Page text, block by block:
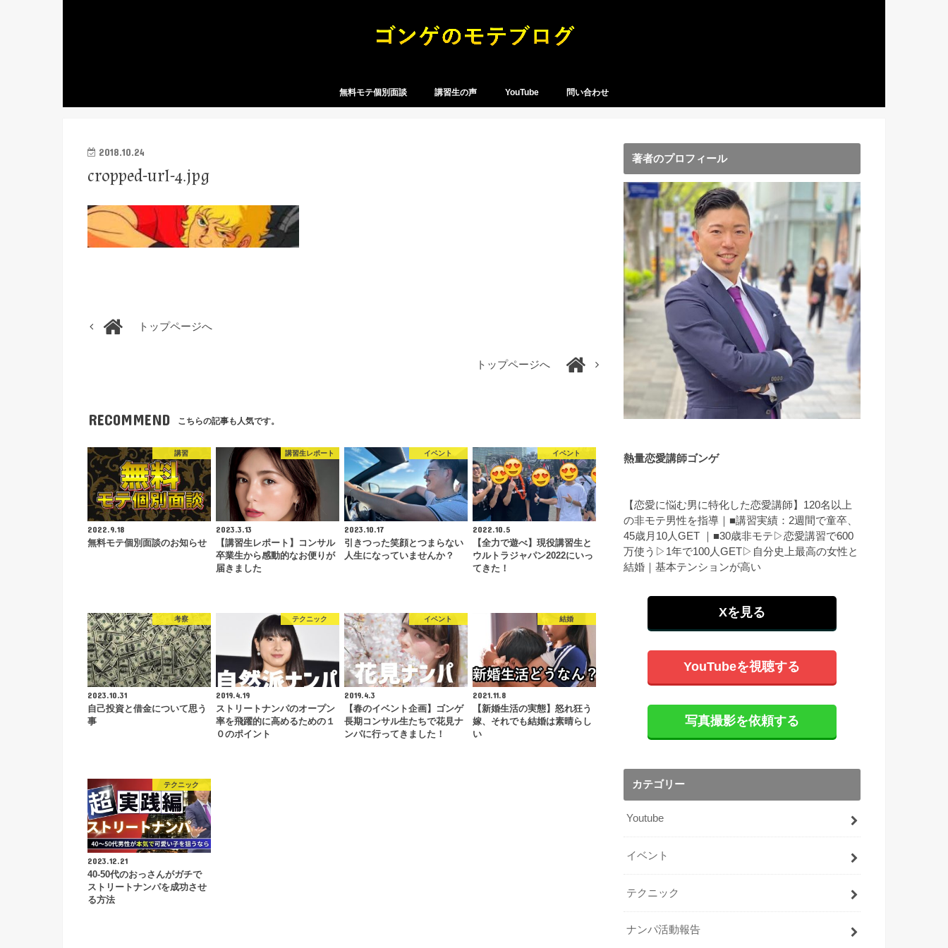
無料モテ個別面談 講習生の声 YouTube 問い合わせ
2018.10.24
cropped-url-4.jpg
トップページへ
トップページへ
RECOMMEND こちらの記事も人気です。
講習
2022.9.18
無料モテ個別面談のお知らせ
講習生レポート
2023.3.13
【講習生レポート】コンサル
卒業生から感動的なお便りが
届きました
イベント
2023.10.17
引きつった笑顔とつまらない
人生になっていませんか？
イベント
2022.10.5
【全力で遊べ】現役講習生と
ウルトラジャパン2022にいっ
てきた！
考察
2023.10.31
自己投資と借金について思う
事
テクニック
2019.4.19
ストリートナンパのオープン
率を飛躍的に高めるための１
０のポイント
イベント
2019.4.3
【春のイベント企画】ゴンゲ
長期コンサル生たちで花見ナ
ンパに行ってきました！
結婚
2021.11.8
【新婚生活の実態】怒れ狂う
嫁、それでも結婚は素晴らし
い
テクニック
2023.12.21
40-50代のおっさんがガチで
ストリートナンパを成功させ
る方法
著者のプロフィール
熱量恋愛講師ゴンゲ
【恋愛に悩む男に特化した恋愛講師】120名以上
の非モテ男性を指導｜■講習実績：2週間で童卒、
45歳月10人GET ｜■30歳非モテ▷恋愛講習で600
万使う▷1年で100人GET▷自分史上最高の女性と
結婚｜基本テンションが高い
Xを見る
YouTubeを視聴する
写真撮影を依頼する
カテゴリー
Youtube
イベント
テクニック
ナンパ活動報告